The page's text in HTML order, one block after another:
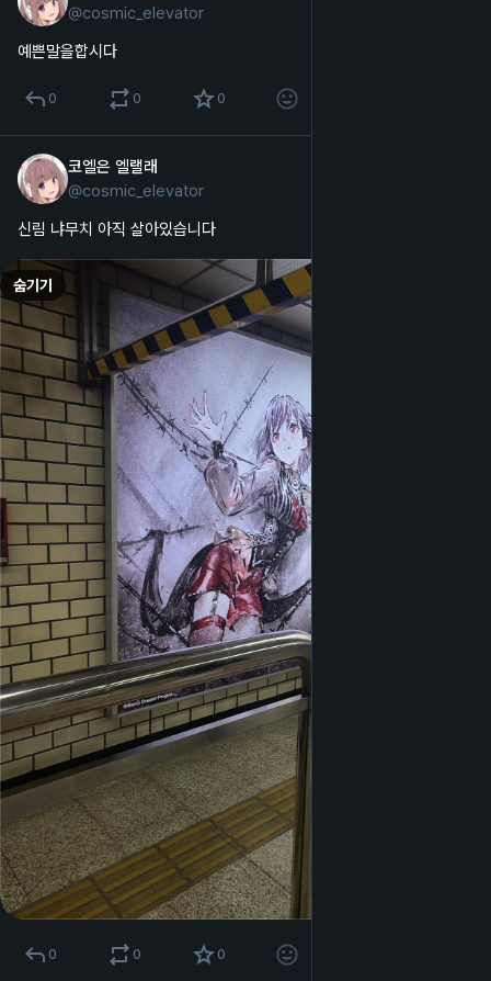
@cosmic_elevator
예쁜말을합시다
0 0 0
코엘은 엘랠래
@cosmic_elevator
신림 냐무치 아직 살아있습니다
숨기기
0 0 0